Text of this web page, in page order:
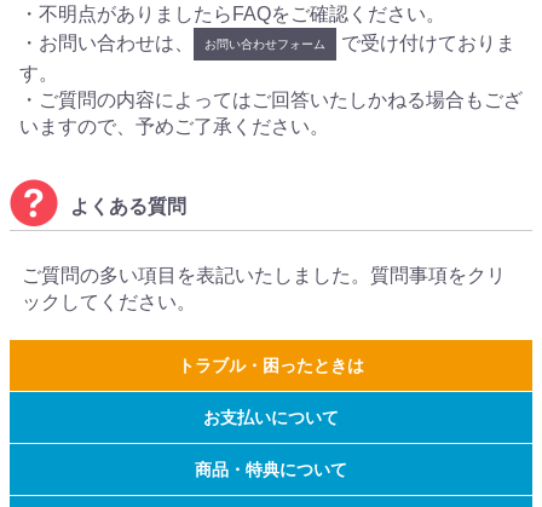
・不明点がありましたらFAQをご確認ください。
・お問い合わせは、
お問い合わせフォーム
で受け付けておりま
す。
・ご質問の内容によってはご回答いたしかねる場合もござ
いますので、予めご了承ください。
よくある質問
ご質問の多い項目を表記いたしました。質問事項をクリ
ックしてください。
トラブル・困ったときは
お支払いについて
商品・特典について